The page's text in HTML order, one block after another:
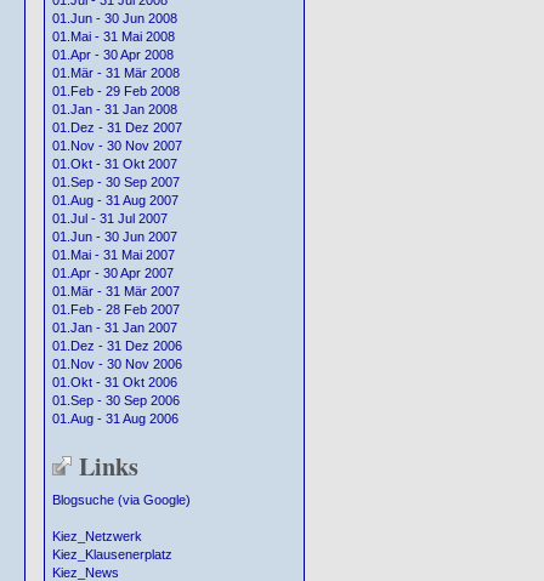
01.Jun - 30 Jun 2008
01.Mai - 31 Mai 2008
01.Apr - 30 Apr 2008
01.Mär - 31 Mär 2008
01.Feb - 29 Feb 2008
01.Jan - 31 Jan 2008
01.Dez - 31 Dez 2007
01.Nov - 30 Nov 2007
01.Okt - 31 Okt 2007
01.Sep - 30 Sep 2007
01.Aug - 31 Aug 2007
01.Jul - 31 Jul 2007
01.Jun - 30 Jun 2007
01.Mai - 31 Mai 2007
01.Apr - 30 Apr 2007
01.Mär - 31 Mär 2007
01.Feb - 28 Feb 2007
01.Jan - 31 Jan 2007
01.Dez - 31 Dez 2006
01.Nov - 30 Nov 2006
01.Okt - 31 Okt 2006
01.Sep - 30 Sep 2006
01.Aug - 31 Aug 2006
Links
Blogsuche (via Google)
Kiez_Netzwerk
Kiez_Klausenerplatz
Kiez_News